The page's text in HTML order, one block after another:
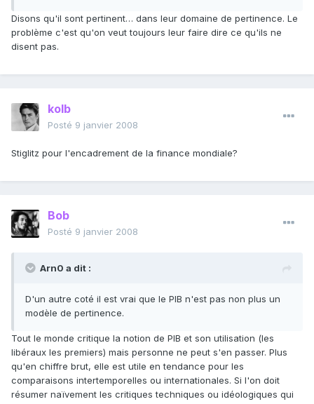
Disons qu'il sont pertinent… dans leur domaine de pertinence. Le
problème c'est qu'on veut toujours leur faire dire ce qu'ils ne
disent pas.
kolb
Posté 9 janvier 2008
Stiglitz pour l'encadrement de la finance mondiale?
Bob
Posté 9 janvier 2008
Arn0 a dit :
D'un autre coté il est vrai que le PIB n'est pas non plus un
modèle de pertinence.
Tout le monde critique la notion de PIB et son utilisation (les
libéraux les premiers) mais personne ne peut s'en passer. Plus
qu'en chiffre brut, elle est utile en tendance pour les
comparaisons intertemporelles ou internationales. Si l'on doit
résumer naïvement les critiques techniques ou idéologiques qui